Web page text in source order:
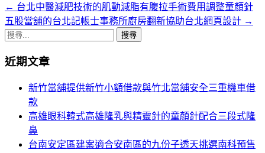
文
章
航
← 台北中醫減肥技術的肌動減脂有腹拉手術費用調整童顏針
五股當舖的台北記帳士事務所廚房翻新協助台北網頁設計 →
搜
關
近期文章
新竹當舖提供新竹小額借款與竹北當舖安全三重機車借
款
高雄眼科韓式高雄隆乳與精靈針的童顏針配合三段式隆
鼻
台南安定區建案適合安南區的九份子透天挑選南科預售